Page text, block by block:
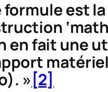
est
en fait une
» [2]